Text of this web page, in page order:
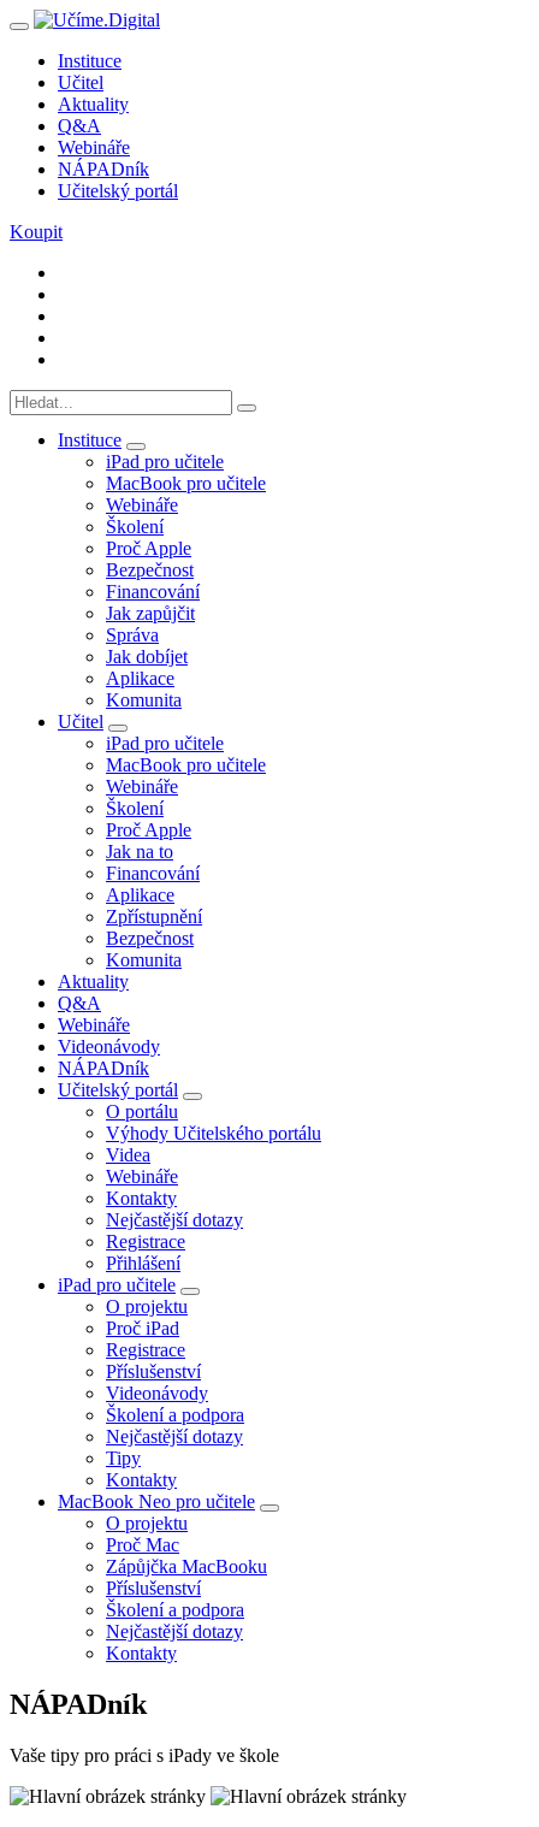
Instituce
Učitel
Aktuality
Q&A
Webináře
NÁPADník
Učitelský portál
Koupit
Instituce
iPad pro učitele
MacBook pro učitele
Webináře
Školení
Proč Apple
Bezpečnost
Financování
Jak zapůjčit
Správa
Jak dobíjet
Aplikace
Komunita
Učitel
iPad pro učitele
MacBook pro učitele
Webináře
Školení
Proč Apple
Jak na to
Financování
Aplikace
Zpřístupnění
Bezpečnost
Komunita
Aktuality
Q&A
Webináře
Videonávody
NÁPADník
Učitelský portál
O portálu
Výhody Učitelského portálu
Videa
Webináře
Kontakty
Nejčastější dotazy
Registrace
Přihlášení
iPad pro učitele
O projektu
Proč iPad
Registrace
Příslušenství
Videonávody
Školení a podpora
Nejčastější dotazy
Tipy
Kontakty
MacBook Neo pro učitele
O projektu
Proč Mac
Zápůjčka MacBooku
Příslušenství
Školení a podpora
Nejčastější dotazy
Kontakty
NÁPADník
Vaše tipy pro práci s iPady ve škole